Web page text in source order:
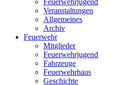
Veranstaltungen
Allgemeines
Archiv
Feuerwehr
Mitglieder
Feuerwehrjugend
Fahrzeuge
Feuerwehrhaus
Geschichte